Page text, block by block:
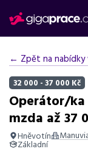
← Zpět na nabídky
32 000 - 37 000 Kč
Operátor/
mzda až 37
Hněvotín
Základní